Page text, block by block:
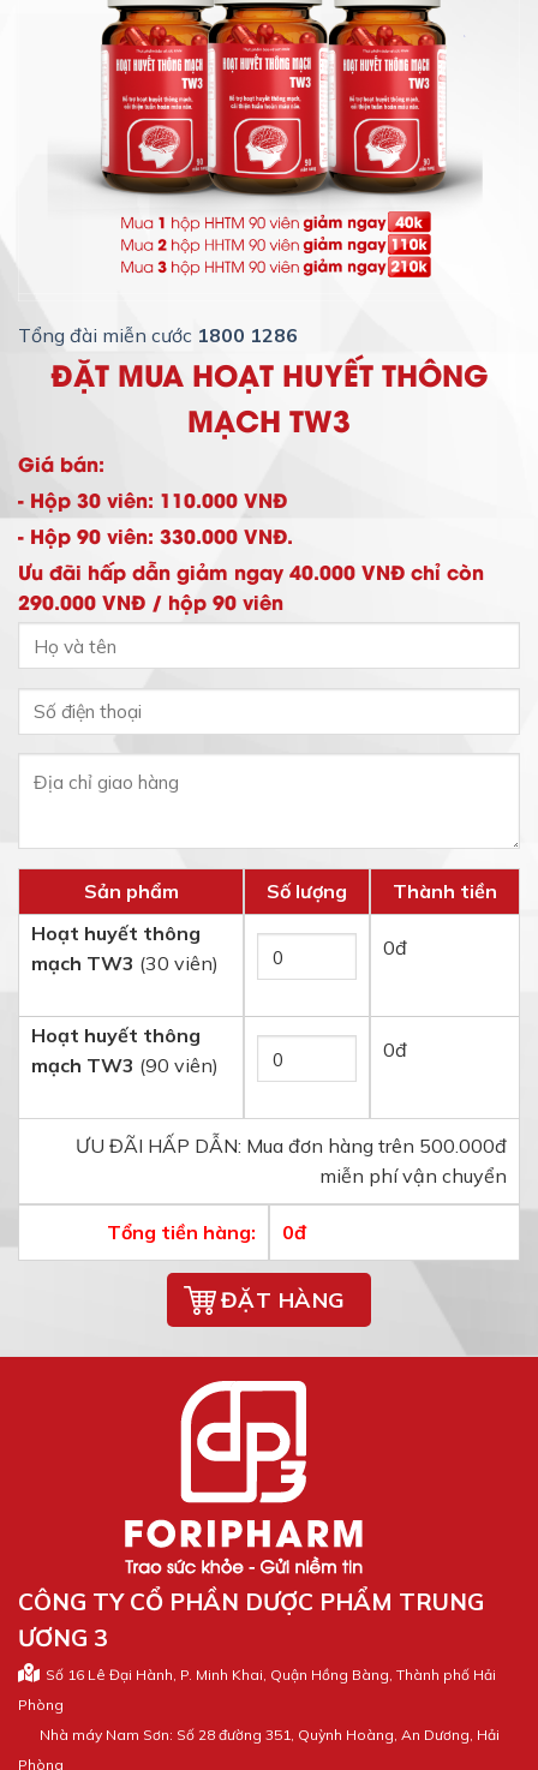
ĐẶT MUA HOẠT HUYẾT THÔNG
MẠCH TW3
Giá bán:
- Hộp 30 viên: 110.000 VNĐ
- Hộp 90 viên: 330.000 VNĐ.
Ưu đãi hấp dẫn giảm ngay 40.000 VNĐ chỉ còn
290.000 VNĐ / hộp 90 viên
Sản phẩm
Hoạt huyết thông
mạch TW3 (30 viên)
Hoạt huyết thông
mạch TW3 (90 viên)
Số lượng Thành tiền
0đ
0đ
ƯU ĐÃI HẤP DẪN: Mua đơn hàng trên 500.000đ
miễn phí vận chuyển
Tổng tiền hàng: 0đ
Tổng đài miễn cước 1800 1286
CÔNG TY CỔ PHẦN DƯỢC PHẨM TRUNG
ƯƠNG 3
Số 16 Lê Đại Hành, P. Minh Khai, Quận Hồng Bàng, Thành phố Hải
Phòng
Nhà máy Nam Sơn: Số 28 đường 351, Quỳnh Hoàng, An Dương, Hải
Phòng